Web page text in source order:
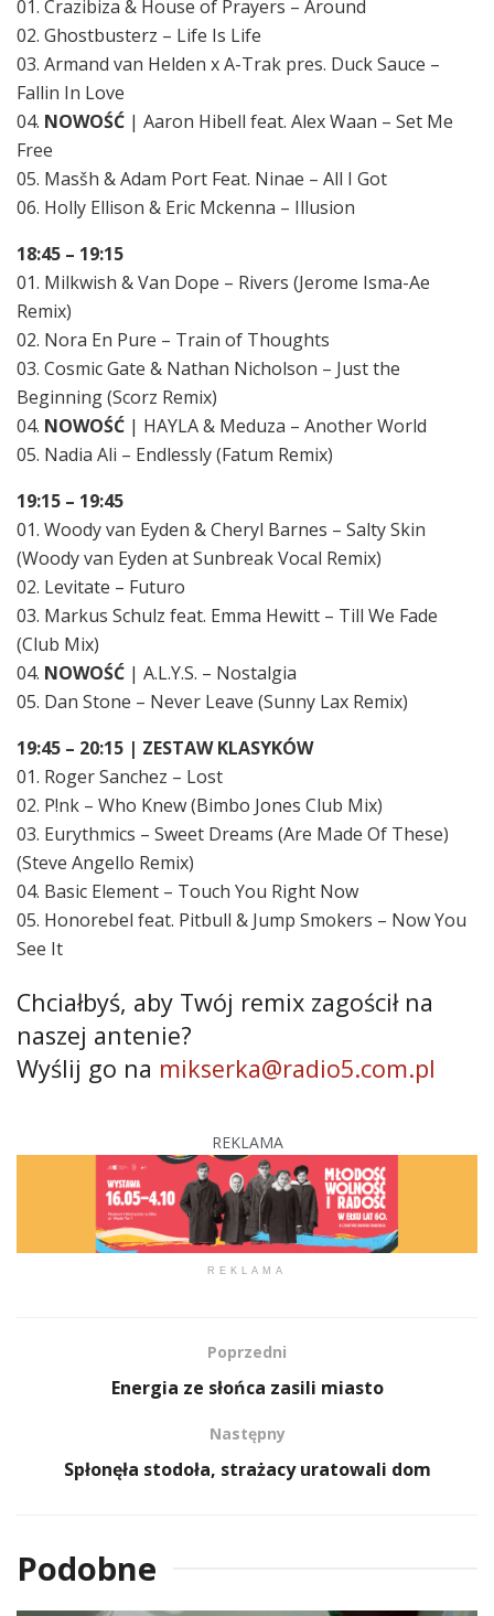
01. Crazibiza & House of Prayers – Around
02. Ghostbusterz – Life Is Life
03. Armand van Helden x A-Trak pres. Duck Sauce –
Fallin In Love
04. NOWOŚĆ | Aaron Hibell feat. Alex Waan – Set Me
Free
05. Masšh & Adam Port Feat. Ninae – All I Got
06. Holly Ellison & Eric Mckenna – Illusion
18:45 – 19:15
01. Milkwish & Van Dope – Rivers (Jerome Isma-Ae
Remix)
02. Nora En Pure – Train of Thoughts
03. Cosmic Gate & Nathan Nicholson – Just the
Beginning (Scorz Remix)
04. NOWOŚĆ | HAYLA & Meduza – Another World
05. Nadia Ali – Endlessly (Fatum Remix)
19:15 – 19:45
01. Woody van Eyden & Cheryl Barnes – Salty Skin
(Woody van Eyden at Sunbreak Vocal Remix)
02. Levitate – Futuro
03. Markus Schulz feat. Emma Hewitt – Till We Fade
(Club Mix)
04. NOWOŚĆ | A.L.Y.S. – Nostalgia
05. Dan Stone – Never Leave (Sunny Lax Remix)
19:45 – 20:15 | ZESTAW KLASYKÓW
01. Roger Sanchez – Lost
02. P!nk – Who Knew (Bimbo Jones Club Mix)
03. Eurythmics – Sweet Dreams (Are Made Of These)
(Steve Angello Remix)
04. Basic Element – Touch You Right Now
05. Honorebel feat. Pitbull & Jump Smokers – Now You
See It
Chciałbyś, aby Twój remix zagościł na
naszej antenie?
Wyślij go na mikserka@radio5.com.pl
REKLAMA
REKLAMA
Poprzedni
Energia ze słońca zasili miasto
Następny
Spłonęła stodoła, strażacy uratowali dom
Podobne